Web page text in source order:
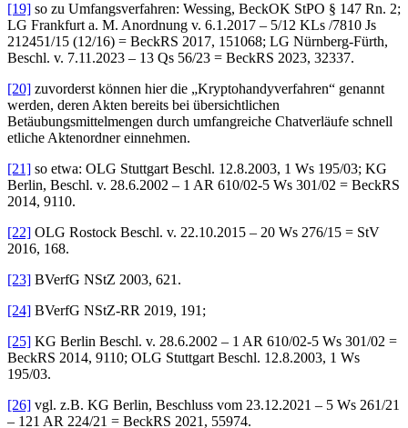
[19] so zu Umfangsverfahren: Wessing, BeckOK StPO § 147 Rn. 2;
LG Frankfurt a. M. Anordnung v. 6.1.2017 – 5/12 KLs /7810 Js
212451/15 (12/16) = BeckRS 2017, 151068; LG Nürnberg-Fürth,
Beschl. v. 7.11.2023 – 13 Qs 56/23 = BeckRS 2023, 32337.
[20] zuvorderst können hier die „Kryptohandyverfahren“ genannt
werden, deren Akten bereits bei übersichtlichen
Betäubungsmittelmengen durch umfangreiche Chatverläufe schnell
etliche Aktenordner einnehmen.
[21] so etwa: OLG Stuttgart Beschl. 12.8.2003, 1 Ws 195/03; KG
Berlin, Beschl. v. 28.6.2002 – 1 AR 610/02-5 Ws 301/02 = BeckRS
2014, 9110.
[22] OLG Rostock Beschl. v. 22.10.2015 – 20 Ws 276/15 = StV
2016, 168.
[23] BVerfG NStZ 2003, 621.
[24] BVerfG NStZ-RR 2019, 191;
[25] KG Berlin Beschl. v. 28.6.2002 – 1 AR 610/02-5 Ws 301/02 =
BeckRS 2014, 9110; OLG Stuttgart Beschl. 12.8.2003, 1 Ws
195/03.
[26] vgl. z.B. KG Berlin, Beschluss vom 23.12.2021 – 5 Ws 261/21
– 121 AR 224/21 = BeckRS 2021, 55974.